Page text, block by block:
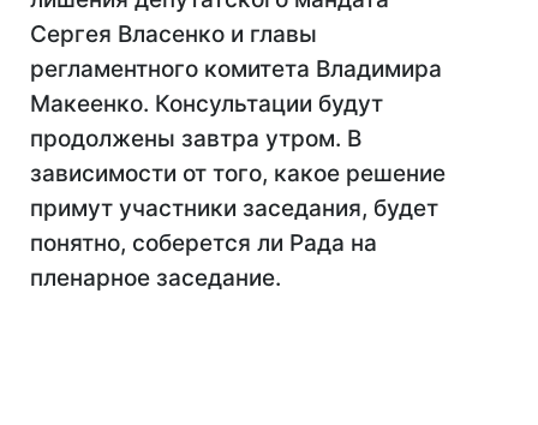
Сергея Власенко и главы
регламентного комитета Владимира
Макеенко. Консультации будут
продолжены завтра утром. В
зависимости от того, какое решение
примут участники заседания, будет
понятно, соберется ли Рада на
пленарное заседание.